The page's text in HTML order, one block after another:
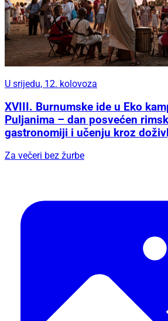
U srijedu, 12. kolovoza
XVIII. Burnumske ide u Eko
Puljanima – dan posvećen
gastronomiji i učenju kroz
Za večeri bez žurbe